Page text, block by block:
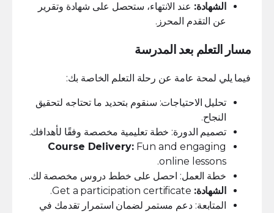
الشهادة: عند الانتهاء، ستحصل على شهادة وتقرير
عن التقدم المحرز.
مسار التعلم بعد المدرسة
فيما يلي لمحة عامة عن رحلة التعلم الخاصة بك:
تحليل الاحتياجات: سنقوم بتحديد ما تحتاجه لتحقيق
النجاح.
تصميم الدورة: خطة تعليمية مخصصة وفقًا لأهدافك.
Course Delivery:Fun and engaging
online lessons.
خطة العمل: احصل على خطط دروس مخصصة لك.
الشهادة:
المتابعة: دعم مستمر لضمان استمرار تقدمك في